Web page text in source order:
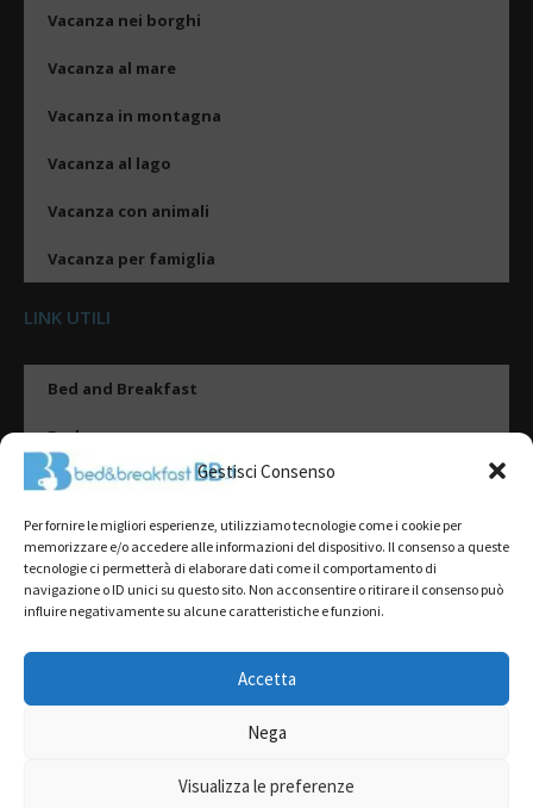
Gestisci Consenso
Per fornire le migliori esperienze, utilizziamo tecnologie come i cookie per
memorizzare e/o accedere alle informazioni del dispositivo. Il consenso a queste
tecnologie ci permetterà di elaborare dati come il comportamento di
navigazione o ID unici su questo sito. Non acconsentire o ritirare il consenso può
influire negativamente su alcune caratteristiche e funzioni.
Accetta
Nega
Visualizza le preferenze
Vacanza nei borghi
Vacanza al mare
Vacanza in montagna
Vacanza al lago
Vacanza con animali
Vacanza per famiglia
LINK UTILI
Bed and Breakfast
Esplora
Tipologie di alloggio
Destinazioni
Il mio account
2022@ All Rights Reserved | Tutti i contenuti ed i diritti sono riservati, è
L’accesso o l’utilizzo di questo sito è subordinato all’accettazione dei